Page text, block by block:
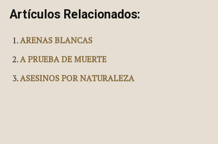
Artículos Relacionados:
ARENAS BLANCAS
A PRUEBA DE MUERTE
ASESINOS POR NATURALEZA